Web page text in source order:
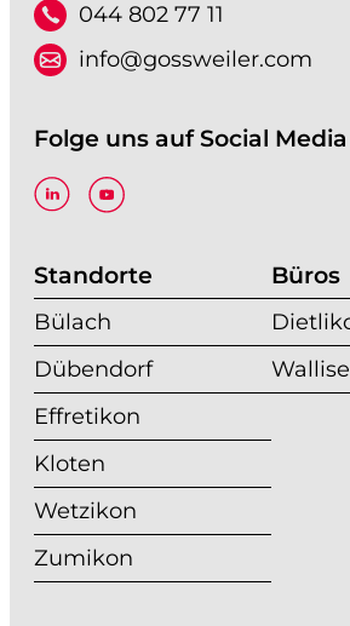
044 802 77 11
info@gossweiler.com
Folge uns auf Social Media
Standorte
Bülach
Dübendorf
Effretikon
Kloten
Wetzikon
Zumikon
Büros